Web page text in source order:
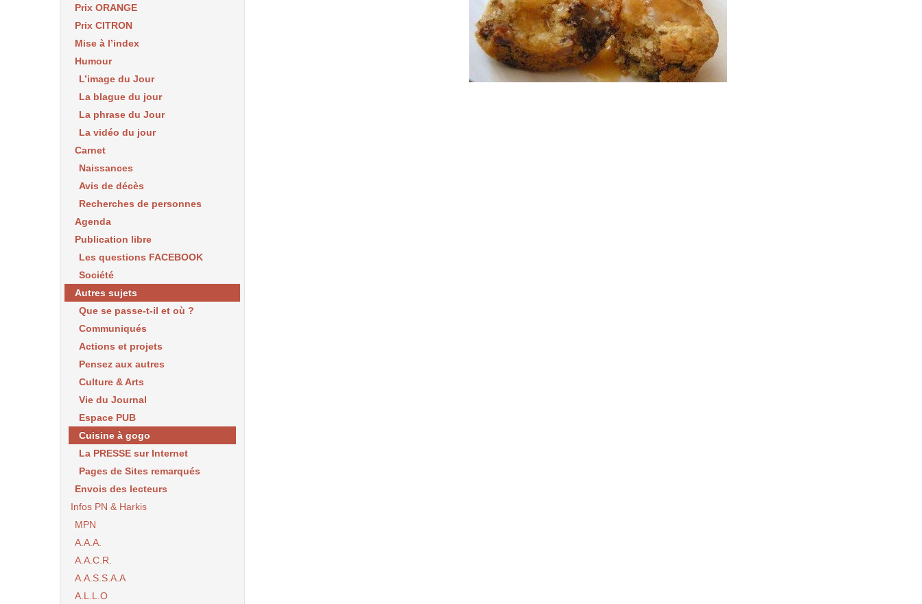
Prix ORANGE
Prix CITRON
Mise à l’index
Humour
L’image du Jour
La blague du jour
La phrase du Jour
La vidéo du jour
Carnet
Naissances
Avis de décès
Recherches de personnes
Agenda
Publication libre
Les questions FACEBOOK
Société
Autres sujets
Que se passe-t-il et où ?
Communiqués
Actions et projets
Pensez aux autres
Culture & Arts
Vie du Journal
Espace PUB
Cuisine à gogo
La PRESSE sur Internet
Pages de Sites remarqués
Envois des lecteurs
Infos PN & Harkis
MPN
A.A.A.
A.A.C.R.
A.A.S.S.A.A
A.L.L.O